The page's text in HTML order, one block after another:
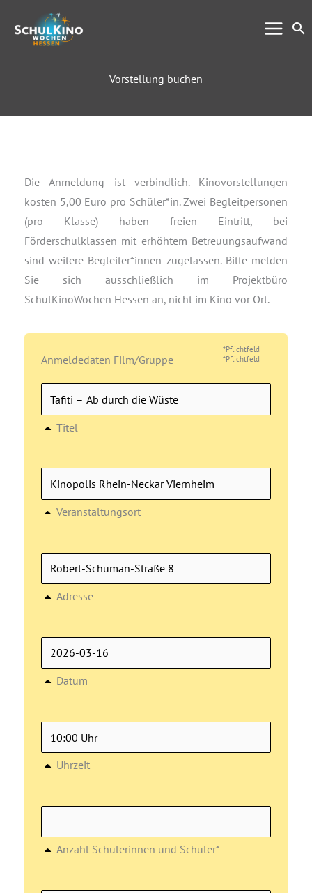
Inhalt
springen
Vorstellung buchen
Die Anmeldung ist verbindlich. Kinovorstellungen
kosten 5,00 Euro pro Schüler*in. Zwei Begleitpersonen
(pro Klasse) haben freien Eintritt, bei
Förderschulklassen mit erhöhtem Betreuungsaufwand
sind weitere Begleiter*innen zugelassen. Bitte melden
Sie sich ausschließlich im Projektbüro
SchulKinoWochen Hessen an, nicht im Kino vor Ort.
*Pflichtfeld
Anmeldedaten Film/Gruppe
Titel
Veranstaltungsort
Adresse
Datum
Uhrzeit
Anzahl Schülerinnen und Schüler*
*Pflichtfeld